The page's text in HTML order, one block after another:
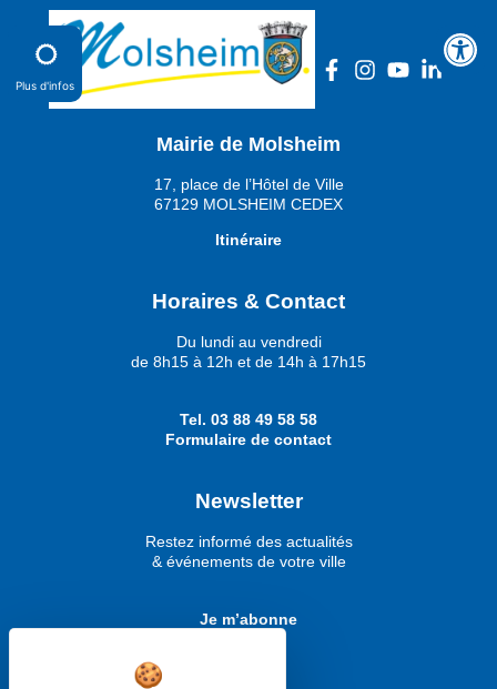
Mairie de Molsheim
17, place de l’Hôtel de Ville
67129 MOLSHEIM CEDEX
Itinéraire
Horaires & Contact
Du lundi au vendredi
de 8h15 à 12h et de 14h à 17h15
Tel. 03 88 49 58 58
Formulaire de contact
Newsletter
Restez informé des actualités
& événements de votre ville
Je m’abonne
Plus d'infos